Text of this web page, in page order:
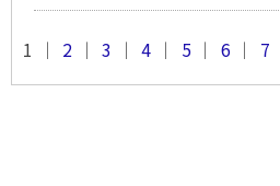
1 ｜ 2 ｜3 ｜4 ｜ 5 ｜ 6 ｜ 7